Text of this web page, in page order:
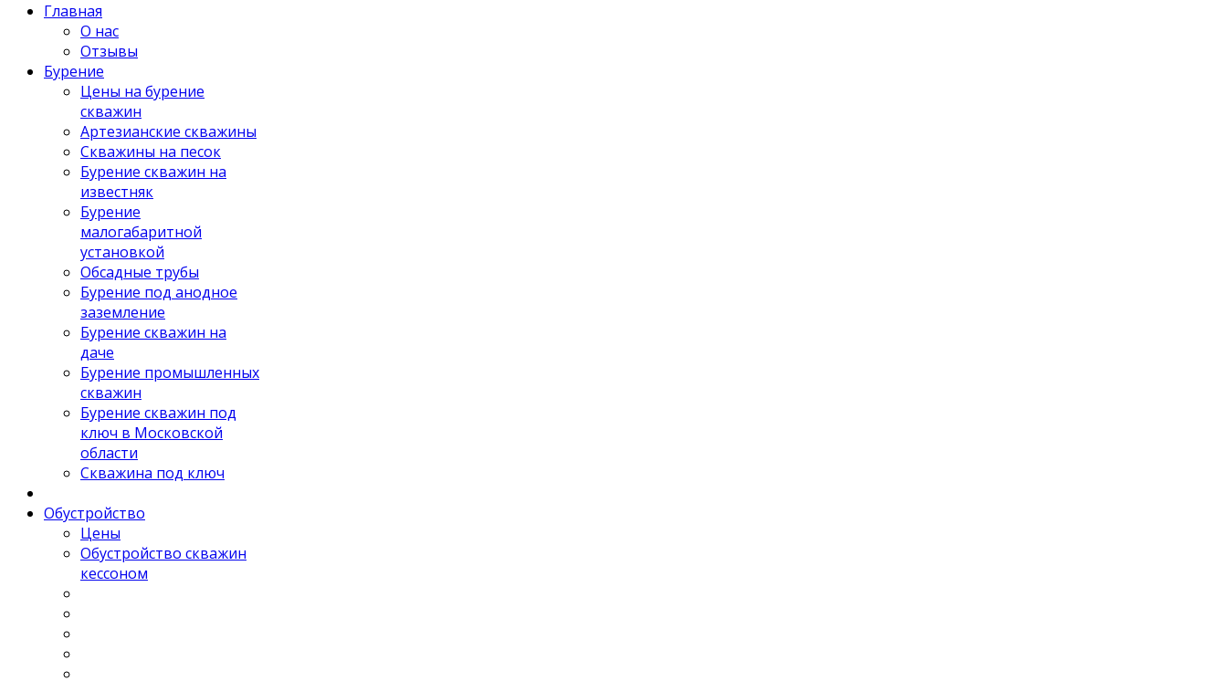
Главная
О нас
Отзывы
Бурение
Цены на бурение
скважин
Артезианские скважины
Скважины на песок
Бурение скважин на
известняк
Бурение
малогабаритной
установкой
Обсадные трубы
Бурение под анодное
заземление
Бурение скважин на
даче
Бурение промышленных
скважин
Бурение скважин под
ключ в Московской
области
Скважина под ключ
Обустройство
Цены
Обустройство скважин
кессоном